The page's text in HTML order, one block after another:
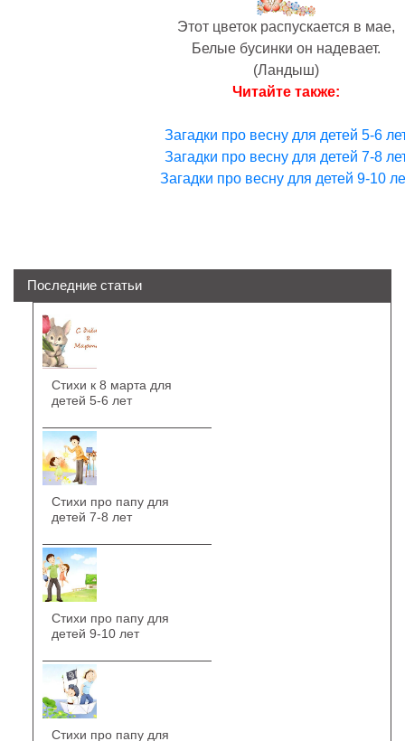
Этот цветок распускается в мае,
Белые бусинки он надевает.
(Ландыш)
Читайте также:
Загадки про весну для детей 5-6
Загадки про весну для детей 7-8
Загадки про весну для детей 9-10
Последние статьи
Стихи к 8 марта для
детей 5-6 лет
Стихи про папу для
детей 7-8 лет
Стихи про папу для
детей 9-10 лет
Стихи про папу для